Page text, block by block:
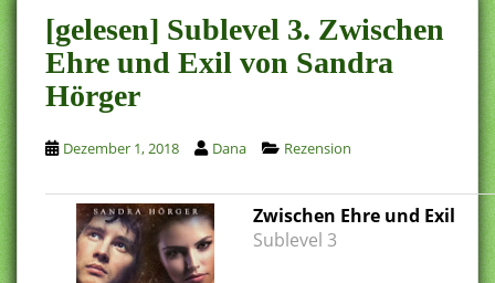
n
c
o
n
t
e
n
t
[gelesen] Sublevel 3. Zwischen
Ehre und Exil von Sandra
Hörger
Dezember 1, 2018 Dana Rezension
Zwischen Ehre und Exil
Sublevel 3